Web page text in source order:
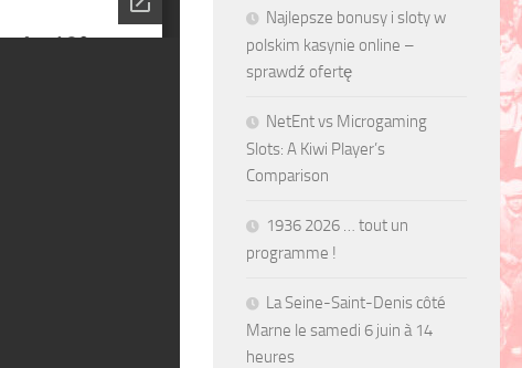
Najlepsze bonusy i sloty w
polskim kasynie online –
sprawdź ofertę
NetEnt vs Microgaming
Slots: A Kiwi Player’s
Comparison
1936 2026 … tout un
programme !
La Seine-Saint-Denis côté
Marne le samedi 6 juin à 14
heures